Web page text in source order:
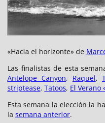
«Hacia el horizonte» de
Las finalistas de esta
Antelope Canyon, Raquel,
striptease, Tatoos, El Verano
Esta semana la elección la
la semana anterior.